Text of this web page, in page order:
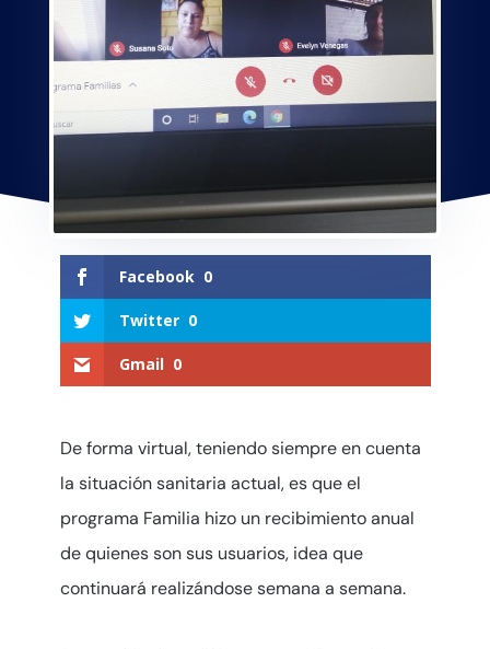
Facebook 0
Twitter 0
Gmail 0
De forma virtual, teniendo siempre en cuenta
la situación sanitaria actual, es que el
programa Familia hizo un recibimiento anual
de quienes son sus usuarios, idea que
continuará realizándose semana a semana.